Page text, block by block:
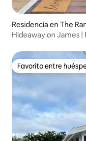
Residencia en The
Hideaway on James
Favorito entre
Favorito entre